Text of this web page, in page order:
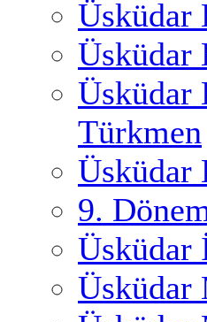
Üsküdar
Üsküdar
Üsküdar
Türkmen
Üsküdar
9.
Üsküdar
Üsküdar